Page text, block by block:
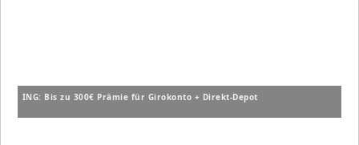
ING: Bis zu 300€ Prämie für Girokonto + Direkt-Depot